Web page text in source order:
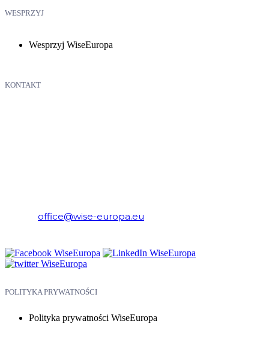
WESPRZYJ
Wesprzyj WiseEuropa
KONTAKT
office@wise-europa.eu
POLITYKA PRYWATNOŚCI
Polityka prywatności WiseEuropa